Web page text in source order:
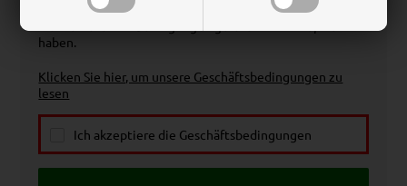
Klicken Sie auf "Ich akzeptiere", um zu bestätigen, dass
haben.
Klicken Sie hier, um unsere Geschäftsbedingungen zu
lesen
Ich akzeptiere die Geschäftsbedingungen